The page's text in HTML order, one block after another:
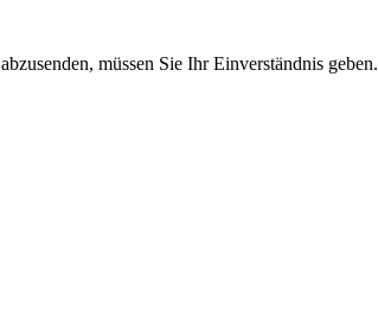
müssen Sie Ihr Einverständnis geben.